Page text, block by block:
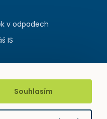
v odpadech
IS
Souhlasím